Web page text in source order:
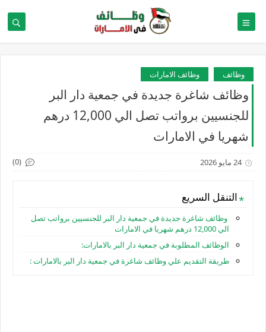
وظائف وظائف الامارات
وظائف شاغرة جديدة في جمعية دار البر
للجنسيين برواتب تصل الي 12,000 درهم
شهريا في الامارات
24 مايو 2026 (0)
التنقل السريع
وظائف شاغرة جديدة في جمعية دار البر للجنسيين برواتب تصل
الي 12,000 درهم شهريا في الامارات
الوظائف المطلوبة في جمعية دار البر بالامارات:
طريقة التقديم علي وظائف شاغرة في جمعية دار البر بالامارات :